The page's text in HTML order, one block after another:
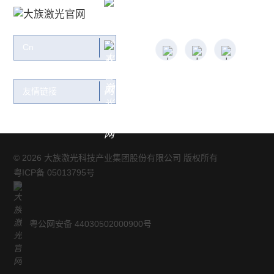
Cn
友情链接
© 2026 大族激光科技产业集团股份有限公司 版权所有
粤ICP备 05013795号
粤公网安备 44030502000900号